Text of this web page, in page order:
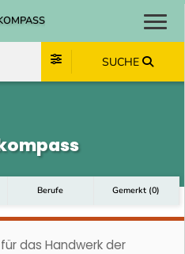
SUCHE
Berufe Gemerkt (0)
das Handwerk der